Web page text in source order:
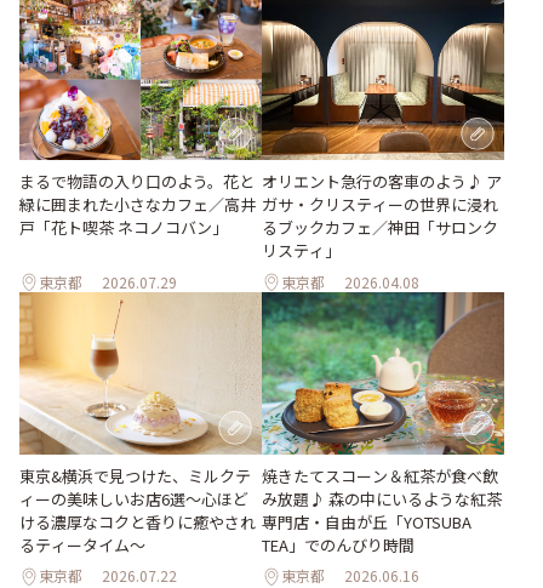
まるで物語の入り口のよう。花と
緑に囲まれた小さなカフェ／高井
戸「花ト喫茶 ネコノコバン」
東京都 2026.07.29
オリエント急行の客車のよう♪ ア
ガサ・クリスティーの世界に浸れ
るブックカフェ／神田「サロンク
リスティ」
東京都 2026.04.08
東京&横浜で見つけた、ミルクテ
ィーの美味しいお店6選～心ほど
ける濃厚なコクと香りに癒やされ
るティータイム～
東京都 2026.07.22
焼きたてスコーン＆紅茶が食べ飲
み放題♪ 森の中にいるような紅茶
専門店・自由が丘「YOTSUBA
TEA」でのんびり時間
東京都 2026.06.16